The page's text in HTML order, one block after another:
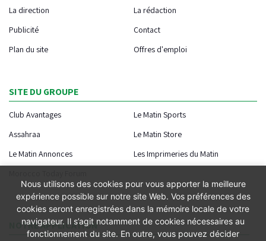
La direction
La rédaction
Publicité
Contact
Plan du site
Offres d'emploi
SITE DU GROUPE
Club Avantages
Le Matin Sports
Assahraa
Le Matin Store
Le Matin Annonces
Les Imprimeries du Matin
NOTRE APPLICATION
Nous utilisons des cookies pour vous apporter la meilleure
expérience possible sur notre site Web. Vos préférences des
cookies seront enregistrées dans la mémoire locale de votre
navigateur. Il s’agit notamment de cookies nécessaires au
fonctionnement du site. En outre, vous pouvez décider